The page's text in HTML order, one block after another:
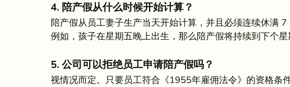
4. 陪产假从什么时候开始计算？
陪产假从员工妻子生产当天开始计算，并且必须连续休满 7
例如，孩子在星期五晚上出生，那么陪产假将持续到下个星
5. 公司可以拒绝员工申请陪产假吗？
视情况而定。只要员工符合《1955年雇佣法令》的资格条